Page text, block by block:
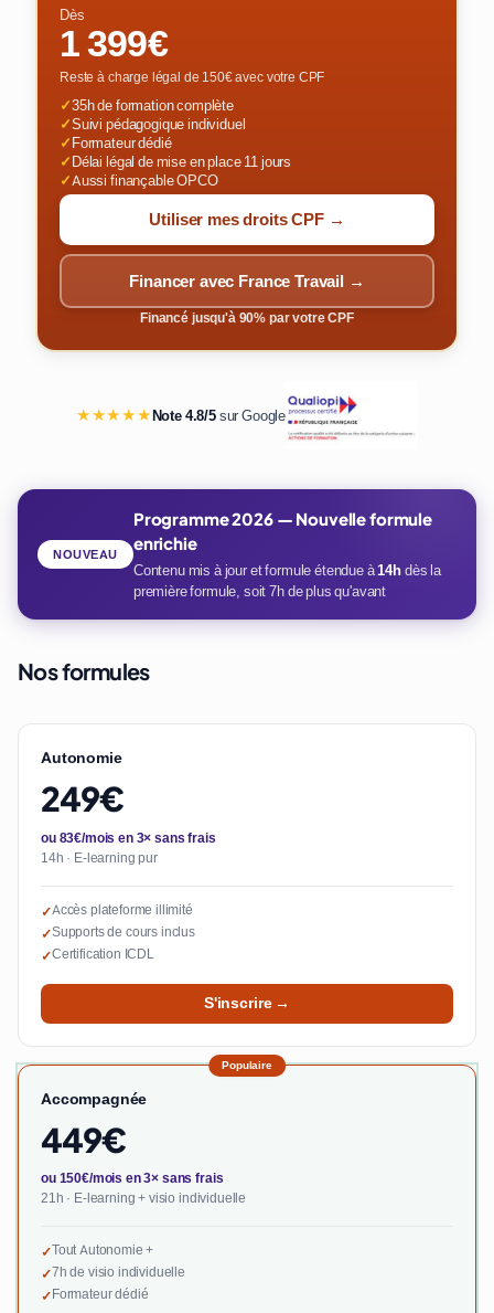
Dès
1 399€
Reste à charge légal de 150€ avec votre CPF
✓35h de formation complète
✓Suivi pédagogique individuel
✓Formateur dédié
✓Délai légal de mise en place 11 jours
✓Aussi finançable OPCO
Utiliser mes droits CPF →
Financer avec France Travail →
Financé jusqu'à 90% par votre CPF
★★★★★Note 4.8/5sur Google
Programme 2026 — Nouvelle formule
enrichie
Contenu mis à jour et formule étendue à14hdès la
première formule, soit 7h de plus qu'avant
NOUVEAU
Nos formules
Autonomie
249€
ou 83€/mois en 3× sans frais
14h · E-learning pur
✓Accès plateforme illimité
✓Supports de cours inclus
✓Certification ICDL
S'inscrire →
Populaire
Accompagnée
449€
ou 150€/mois en 3× sans frais
21h · E-learning + visio individuelle
✓Tout Autonomie +
✓7h de visio individuelle
✓Formateur dédié